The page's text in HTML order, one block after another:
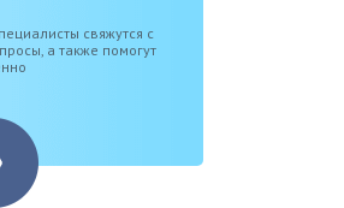
свяжутся с
а также помогут